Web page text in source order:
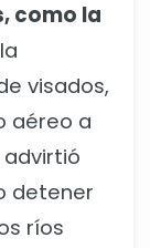
como la
visados,
aéreo a
advirtió
detener
ríos